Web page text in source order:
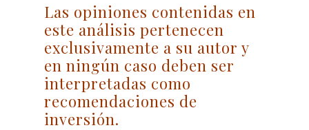
Las opiniones contenidas en
este análisis pertenecen
exclusivamente a su autor y
en ningún caso deben ser
interpretadas como
recomendaciones de
inversión.